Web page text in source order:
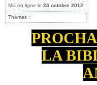
Mis en ligne le 24 octobre 2012
Thèmes :
LA